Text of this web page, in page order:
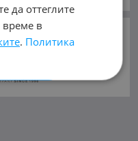
(16509)
препоръчва
на
да оттеглите
време в
. Политика